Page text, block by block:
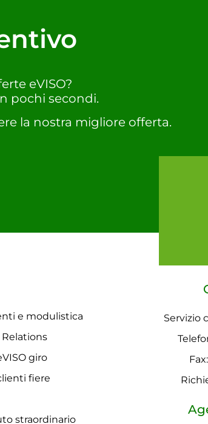
eVISO?
pochi secondi.
la nostra migliore offerta.
e modulistica
giro
fiere
straordinario
Servizio